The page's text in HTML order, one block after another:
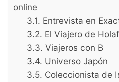
online
Entrevista en
El Viajero de
Viajeros con B
Universo Japón
Coleccionista de